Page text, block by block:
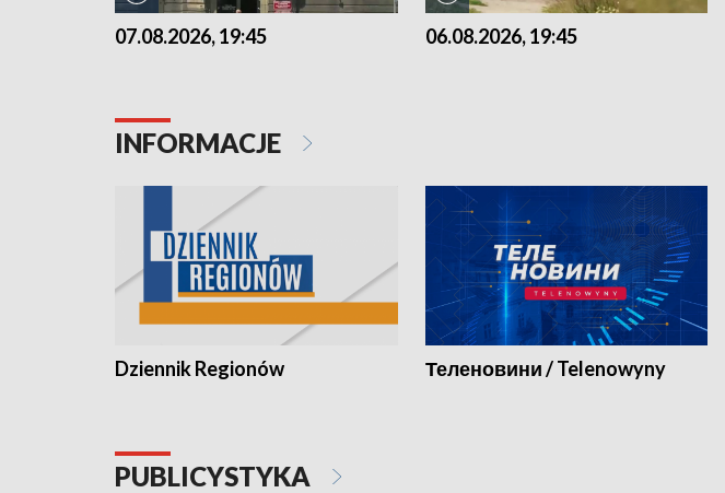
07.08.2026, 19:45 06.08.2026, 19:45
INFORMACJE
Dziennik Regionów Теленовини / Telenowyny
PUBLICYSTYKA